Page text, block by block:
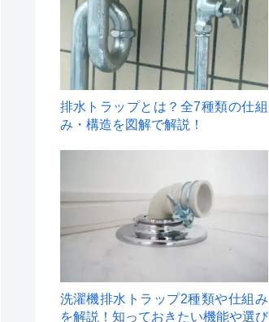
排水トラップとは？全7種類の仕組
み・構造を図解で解説！
洗濯機排水トラップ2種類や仕組み
を解説！知っておきたい機能や選び